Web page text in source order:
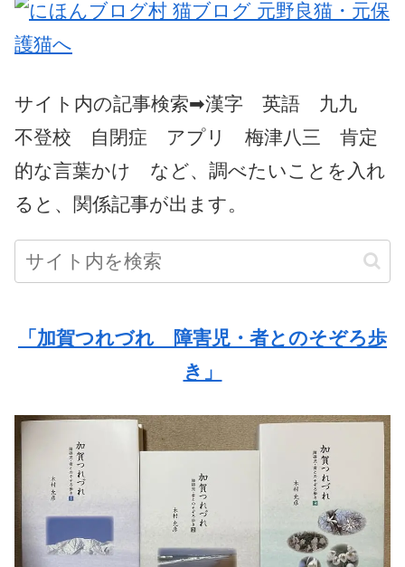
サイト内の記事検索➡漢字 英語 九九
不登校 自閉症 アプリ 梅津八三 肯定
的な言葉かけ など、調べたいことを入れ
ると、関係記事が出ます。
「加賀つれづれ 障害児・者とのそぞろ歩
き」